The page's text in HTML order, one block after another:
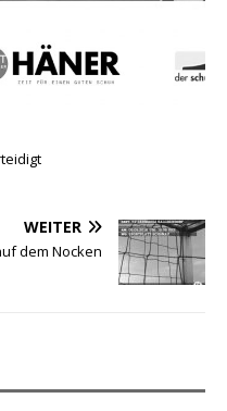
WEITER
dem Nocken